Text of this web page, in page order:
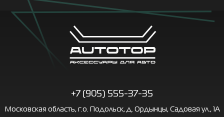
Доставка и оплата
Под заказ
Контакты
FAQ